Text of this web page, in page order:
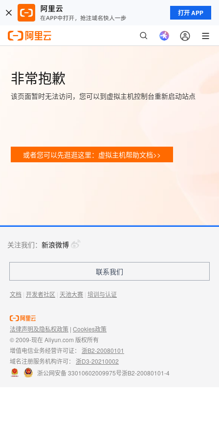
打开 APP
非常抱歉
该页面暂时无法访问，您可以到虚拟主机控制台重新启动站点
或者您可以先逛逛这里：虚拟主机帮助文档>>